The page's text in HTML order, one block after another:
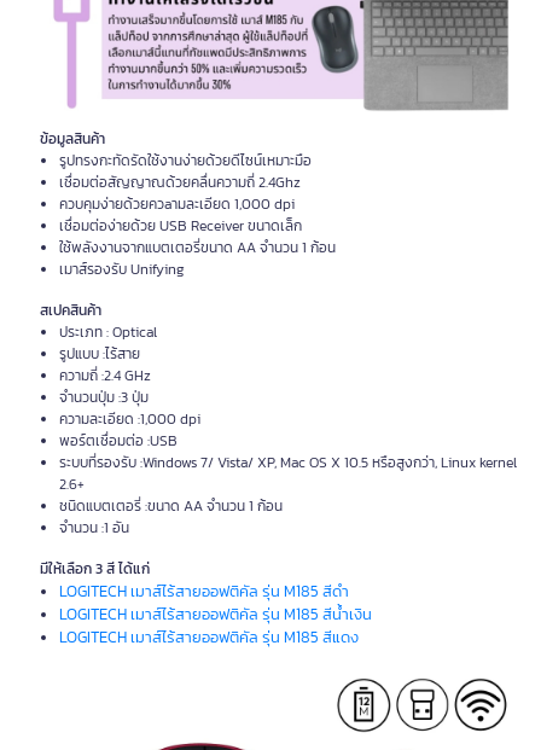
ข้อมูลสินค้า
รูปทรงกะทัดรัดใช้งานง่ายด้วยดีไซน์เหมาะมือ
เชื่อมต่อสัญญาณด้วยคลื่นความถี่ 2.4Ghz
ควบคุมง่ายด้วยควaามละเอียด 1,000 dpi
เชื่อมต่อง่ายด้วย USB Receiver ขนาดเล็ก
ใช้พลังงานจากแบตเตอรี่ขนาด AA จำนวน 1 ก้อน
เมาส์รองรับ Unifying
สเปคสินค้า
ประเภท : Optical
รูปแบบ :ไร้สาย
ความถี่ :2.4 GHz
จำนวนปุ่ม :3 ปุ่ม
ความละเอียด :1,000 dpi
พอร์ตเชื่อมต่อ :USB
ระบบที่รองรับ :Windows 7/ Vista/ XP, Mac OS X 10.5 หรือสูงกว่า, Linux kernel
2.6+
ชนิดแบตเตอรี่ :ขนาด AA จำนวน 1 ก้อน
จำนวน :1 อัน
มีให้เลือก 3 สี ได้แก่
LOGITECH เมาส์ไร้สายออฟติคัล รุ่น M185 สีดำ
LOGITECH เมาส์ไร้สายออฟติคัล รุ่น M185 สีน้ำเงิน
LOGITECH เมาส์ไร้สายออฟติคัล รุ่น M185 สีแดง